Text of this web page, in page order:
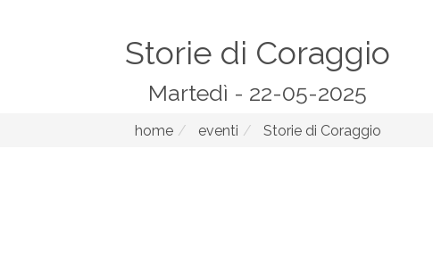
Storie di Coraggio
Martedì - 22-05-2025
home eventi Storie di Coraggio